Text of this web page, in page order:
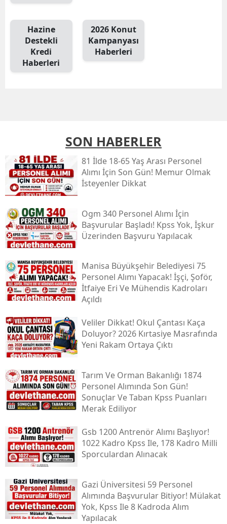
Hazine
Destekli
Kredi
Haberleri
2026 Konut
Kampanyası
Haberleri
SON HABERLER
81 İlde 18-65 Yaş Arası Personel
Alımı İçin Son Gün! Memur Olmak
İsteyenler Dikkat
Ogm 340 Personel Alımı İçin
Başvurular Başladı! Kpss Yok, İşkur
Üzerinden Başvuru Yapılacak
Manisa Büyükşehir Belediyesi 75
Personel Alımı Yapacak! İşçi, Şoför,
İtfaiye Eri Ve Mühendis Kadroları
Açıldı
Veliler Dikkat! Okul Çantası Kaça
Doluyor? 2026 Kırtasiye Masrafında
Yeni Rakam Ortaya Çıktı
Tarım Ve Orman Bakanlığı 1874
Personel Alımında Son Gün!
Sonuçlar Ve Taban Kpss Puanları
Merak Ediliyor
Gsb 1200 Antrenör Alımı Başlıyor!
1022 Kadro Kpss Ile, 178 Kadro Milli
Sporculardan Alınacak
Gazi Üniversitesi 59 Personel
Alımında Başvurular Bitiyor! Mülakat
Yok, Kpss Ile 8 Kadroda Alım
Yapılacak